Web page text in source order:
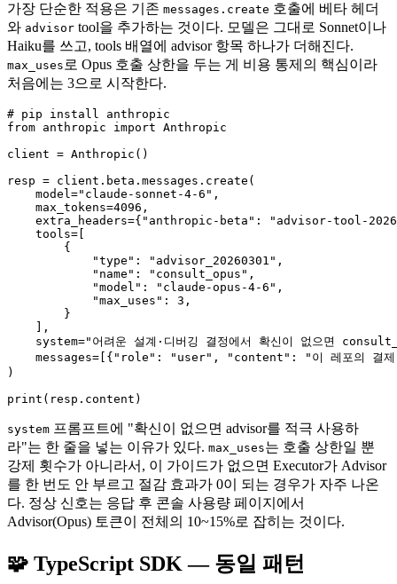
가장 단순한 적용은 기존 messages.create 호출에 베타 헤더
와 advisor tool을 추가하는 것이다. 모델은 그대로 Sonnet이나
Haiku를 쓰고, tools 배열에 advisor 항목 하나가 더해진다.
max_uses 로 Opus 호출 상한을 두는 게 비용 통제의 핵심이라
처음에는 3으로 시작한다.
# pip install anthropic
from anthropic import Anthropic
client = Anthropic()
resp = client.beta.messages.create(
    model="claude-sonnet-4-6",
    max_tokens=4096,
extra_headers={"anthropic-beta": "advisor-tool-
    tools=[
        {
            "type": "advisor_20260301",
            "name": "consult_opus",
            "model": "claude-opus-4-6",
            "max_uses": 3,
        }
    ],
system="어려운 설계·디버깅 결정에서 확신이 없으면
messages=[{"role": "user", "content": "이 레포의 결제
)
system 프롬프트에 "확신이 없으면 advisor를 적극 사용하
라"는 한 줄을 넣는 이유가 있다. max_uses는 호출 상한일 뿐
강제 횟수가 아니라서, 이 가이드가 없으면 Executor가 Advisor
를 한 번도 안 부르고 절감 효과가 0이 되는 경우가 자주 나온
다. 정상 신호는 응답 후 콘솔 사용량 페이지에서
Advisor(Opus) 토큰이 전체의 10~15%로 잡히는 것이다.
🧩 TypeScript SDK — 동일 패턴